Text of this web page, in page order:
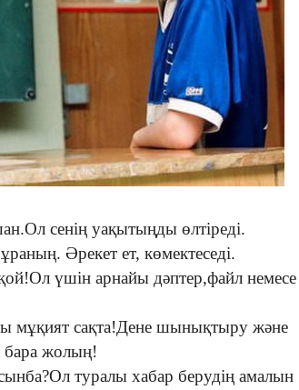
сенің уақытыңды өлтіреді.
Әрекет ет, көмектеседі.
үшін арнайы дәптер,файл немесе
мұқият сақта!Дене шынықтыру және
бара жолың!
туралы хабар берудің амалын